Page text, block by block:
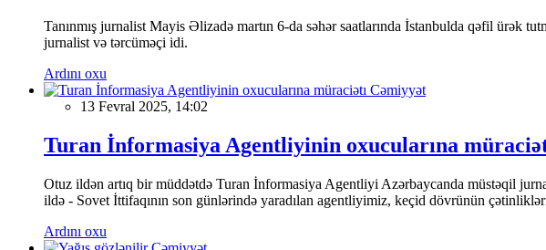
Tanınmış jurnalist Mayis Əlizadə martın 6-da səhər saatlarında İstanbulda qəfil ürək
jurnalist və tərcüməçi idi.
Ardını oxu
Cəmiyyət
13 Fevral 2025, 14:02
Turan İnformasiya Agentliyinin oxucularına
Otuz ildən artıq bir müddətdə Turan İnformasiya Agentliyi Azərbaycanda müstəqil
ildə - Sovet İttifaqının son günlərində yaradılan agentliyimiz, keçid dövrünün
Ardını oxu